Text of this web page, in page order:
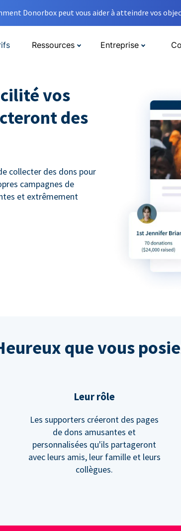
Donorbox peut vous aider à atteindre vos
Ressources Entreprise
vos
des
collecter des dons pour
campagnes de
et extrêmement
que vous
Leur rôle
Les supporters créeront des pages
de dons amusantes et
personnalisées qu'ils partageront
avec leurs amis, leur famille et leurs
collègues.